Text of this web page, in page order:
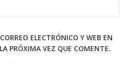
ELECTRÓNICO Y WEB EN
PRÓXIMA VEZ QUE COMENTE.